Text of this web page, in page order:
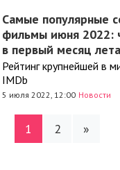
Самые популярные
фильмы июня 2022:
в первый месяц лета
Рейтинг крупнейшей в
IMDb
5 июля 2022, 12:00 Новости
1 2 »